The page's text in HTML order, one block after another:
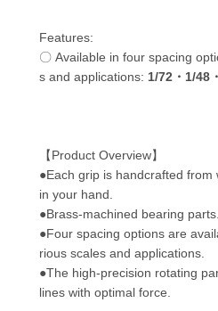
Features:
〇 Available in four spacing
s and applications: 1/72 ・ 1/48・
【Product Overview】
●Each grip is handcrafted
in your hand.
●Brass-machined bearing parts.
●Four spacing options are
rious scales and applications.
●The high-precision rotating
lines with optimal force.